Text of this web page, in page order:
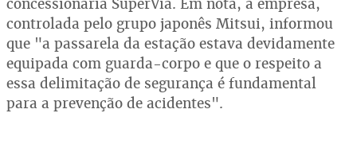
controlada pelo grupo japonês Mitsui, informou
que "a passarela da estação estava devidamente
equipada com guarda-corpo e que o respeito a
essa delimitação de segurança é fundamental
para a prevenção de acidentes".